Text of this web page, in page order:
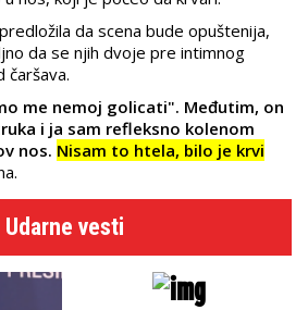
da scena bude opuštenija,
da se njih dvoje pre intimnog
čaršava.
me nemoj golicati". Međutim, on
i ja sam refleksno kolenom
nos. Nisam to htela, bilo je krvi
Udarne vesti